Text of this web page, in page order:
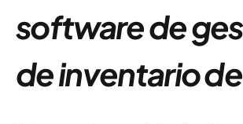
software de
de inventario de